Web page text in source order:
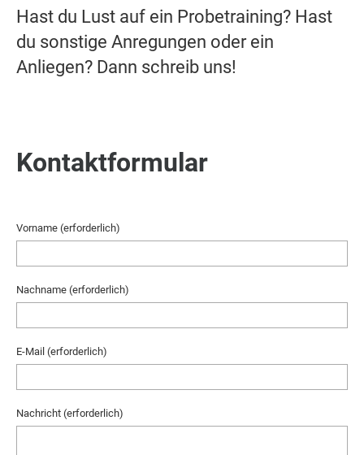
Hast du Lust auf ein Probetraining? Hast
du sonstige Anregungen oder ein
Anliegen? Dann schreib uns!
Kontaktformular
Vorname (erforderlich)
Nachname (erforderlich)
E-Mail (erforderlich)
Nachricht (erforderlich)